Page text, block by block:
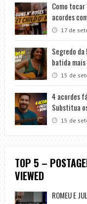
Como
acordes
17 de
Segredo
batida
15 de
4 acordes
Substitua
15 de
TOP 5 –
VIEWED
ROMEU E